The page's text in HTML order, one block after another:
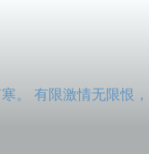
。 有限激情无限恨